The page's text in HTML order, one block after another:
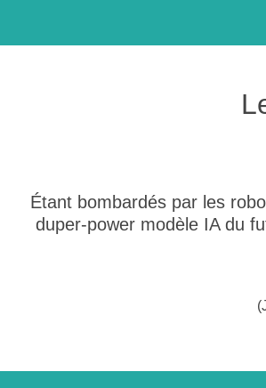
Étant bombardés par les
duper-power modèle IA du